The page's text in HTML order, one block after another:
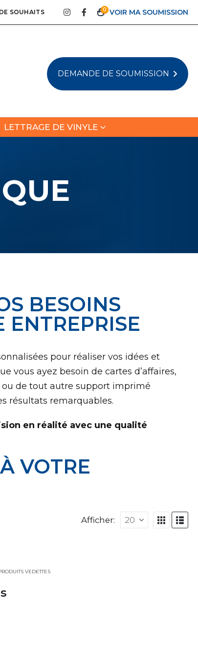
SOUHAITS 0
DEMANDE DE SOUMISSION
LETTRAGE DE VINYLE
BESOINS
ENTREPRISE
pour réaliser vos idées et
vous ayez besoin de cartes d’affaires,
ou de tout autre support imprimé
résultats remarquables.
en réalité avec une qualité
VOTRE
Afficher:
VEDETTES